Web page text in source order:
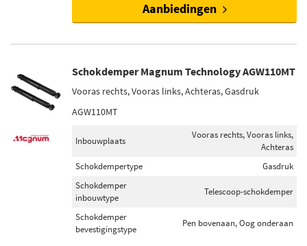
Aanbiedingen
Schokdemper Magnum Technology AGW110MT
Vooras rechts, Vooras links, Achteras, Gasdruk
AGW110MT
Inbouwplaats
Vooras rechts, Vooras links,
Achteras
Schokdempertype
Gasdruk
Schokdemper
inbouwtype
Telescoop-schokdemper
Schokdemper
bevestigingstype
Pen bovenaan, Oog onderaan